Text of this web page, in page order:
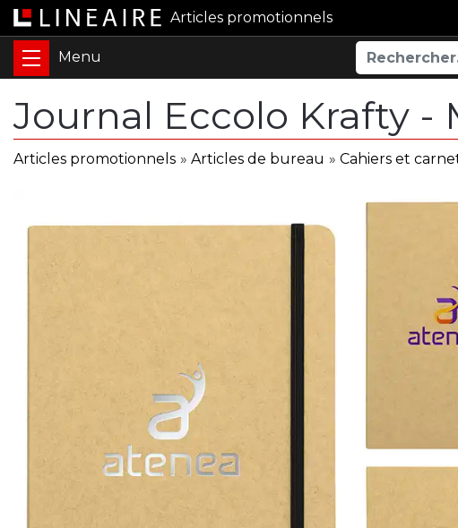
Articles promotionnels
Journal Eccolo Krafty -
Articles promotionnels » Articles de bureau » Cahiers et